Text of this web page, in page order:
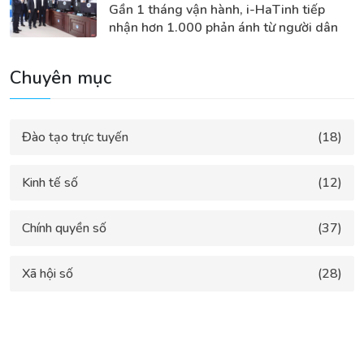
Gần 1 tháng vận hành, i-HaTinh tiếp
nhận hơn 1.000 phản ánh từ người dân
Chuyên mục
Đào tạo trực tuyến (18)
Kinh tế số (12)
Chính quyền số (37)
Xã hội số (28)